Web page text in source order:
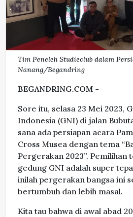
Tim Peneleh Studieclub dalam
Nanang/Begandring
BEGANDRING.COM -
Sore itu, selasa 23 Mei 2023,
Indonesia (GNI) di jalan
sana ada persiapan acara
Cross Musea dengan tema
Pergerakan 2023”. Pemilihan
gedung GNI adalah super
inilah pergerakan bangsa ini
bertumbuh dan lebih masal.
Kita tau bahwa di awal abad